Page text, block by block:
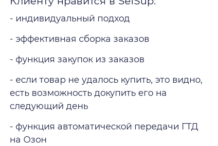
- индивидуальный подход
- эффективная сборка заказов
- функция закупок из заказов
- если товар не удалось купить, это видно,
есть возможность докупить его на
следующий день
- функция автоматической передачи ГТД
на Озон